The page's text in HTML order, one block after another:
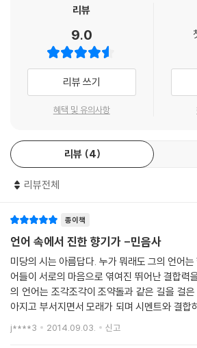
그리운 사람을 그리워 하자
리뷰
9.0
리뷰 쓰기
혜택 및 유의사항
리뷰 4
리뷰전체
종이책
언어 속에서 진한 향기가 -민음사
미당의 시는 아름답다. 누가 뭐래도 그의 언어
어들이 서로의 마음으로 엮여진 뛰어난 결합력
의 언어는 조각조각이 조약돌과 같은 길을 걸
아지고 부서지면서 모래가 되며 시멘트와 결합
듯하다. 그 건축물이 그렇게 빛이 나는 것은 아
하게 매만
j****3 2014.09.03. 신고